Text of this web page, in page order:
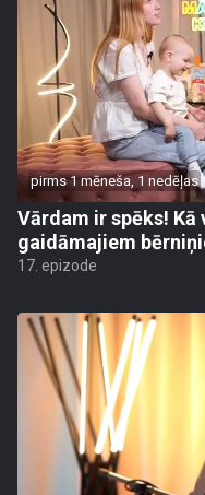
pirms 1 mēneša, 1 nedēļas
Vārdam ir spēks!
gaidāmajiem
17. epizode